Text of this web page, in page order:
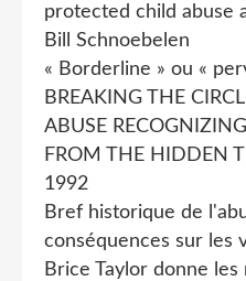
protected child abuse
Bill Schnoebelen
« Borderline » ou «
BREAKING THE
ABUSE
FROM THE HIDDEN
1992
Bref historique de
conséquences sur les
Brice Taylor donne